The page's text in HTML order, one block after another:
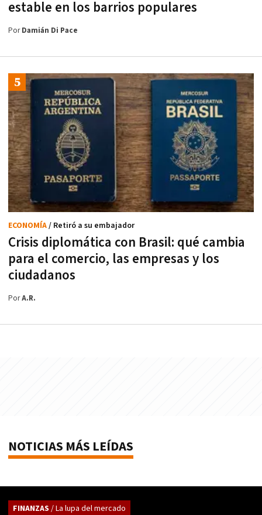
estable en los barrios populares
PorDamián Di Pace
Crisis diplomática con Brasil: qué cambia
para el comercio, las empresas y los
ciudadanos
ECONOMÍA/ Retiró a su embajador
PorA.R.
NOTICIAS MÁS LEÍDAS
FINANZAS / La lupa del mercado